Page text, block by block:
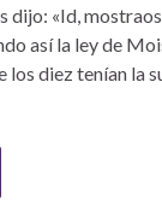
dijo: «Id,
así la ley de
los diez tenían la